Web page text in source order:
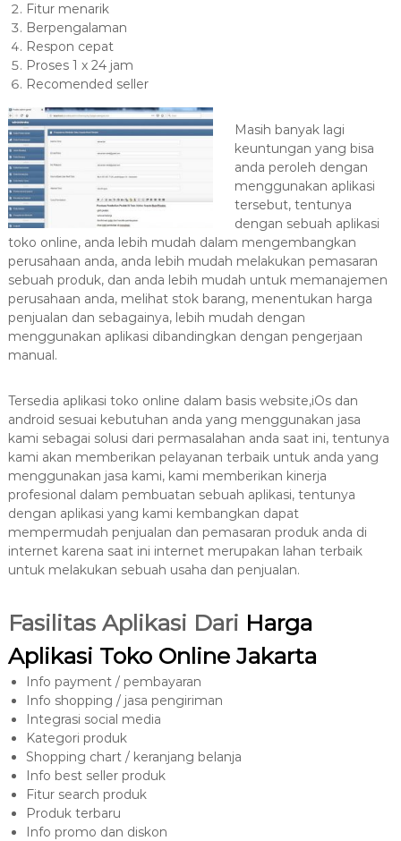
Fitur menarik
Berpengalaman
Respon cepat
Proses 1 x 24 jam
Recomended seller
Masih banyak lagi
keuntungan yang bisa
anda peroleh dengan
menggunakan aplikasi
tersebut, tentunya
dengan sebuah aplikasi
toko online, anda lebih mudah dalam mengembangkan
perusahaan anda, anda lebih mudah melakukan pemasaran
sebuah produk, dan anda lebih mudah untuk memanajemen
perusahaan anda, melihat stok barang, menentukan harga
penjualan dan sebagainya, lebih mudah dengan
menggunakan aplikasi dibandingkan dengan pengerjaan
manual.
Tersedia aplikasi toko online dalam basis website,iOs dan
android sesuai kebutuhan anda yang menggunakan jasa
kami sebagai solusi dari permasalahan anda saat ini, tentunya
kami akan memberikan pelayanan terbaik untuk anda yang
menggunakan jasa kami, kami memberikan kinerja
profesional dalam pembuatan sebuah aplikasi, tentunya
dengan aplikasi yang kami kembangkan dapat
mempermudah penjualan dan pemasaran produk anda di
internet karena saat ini internet merupakan lahan terbaik
untuk melakukan sebuah usaha dan penjualan.
Fasilitas Aplikasi Dari Harga
Aplikasi Toko Online Jakarta
Info payment / pembayaran
Info shopping / jasa pengiriman
Integrasi social media
Kategori produk
Shopping chart / keranjang belanja
Info best seller produk
Fitur search produk
Produk terbaru
Info promo dan diskon